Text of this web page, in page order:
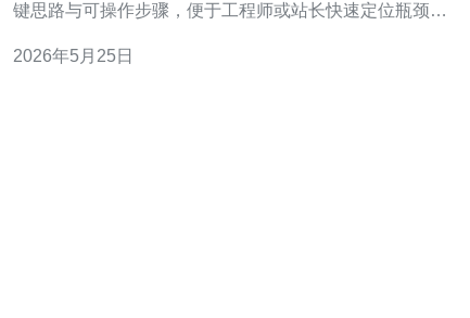
键思路与可操作步骤，便于工程师或站长快速定位瓶颈并
原因包括物理距离与国际链路拥塞、运营商互联质量差、
2026年5月25日